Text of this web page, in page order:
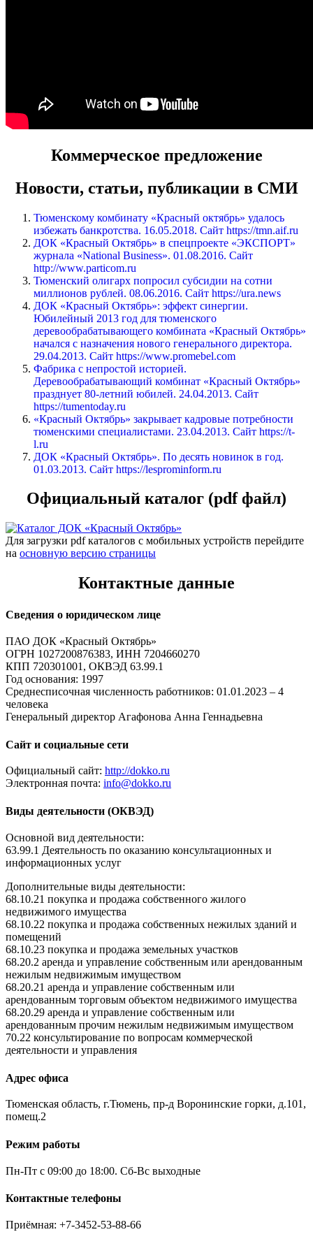
Коммерческое предложение
Новости, статьи, публикации в СМИ
Тюменскому комбинату «Красный октябрь» удалось
избежать банкротства. 16.05.2018. Сайт https://tmn.aif.ru
ДОК «Красный Октябрь» в спецпроекте «ЭКСПОРТ»
журнала «National Business». 01.08.2016. Сайт
http://www.particom.ru
Тюменский олигарх попросил субсидии на сотни
миллионов рублей. 08.06.2016. Сайт https://ura.news
ДОК «Красный Октябрь»: эффект синергии.
Юбилейный 2013 год для тюменского
деревообрабатывающего комбината «Красный Октябрь»
начался с назначения нового генерального директора.
29.04.2013. Сайт https://www.promebel.com
Фабрика с непростой историей.
Деревообрабатывающий комбинат «Красный Октябрь»
празднует 80-летний юбилей. 24.04.2013. Сайт
https://tumentoday.ru
«Красный Октябрь» закрывает кадровые потребности
тюменскими специалистами. 23.04.2013. Сайт https://t-
l.ru
ДОК «Красный Октябрь». По десять новинок в год.
01.03.2013. Сайт https://lesprominform.ru
Официальный каталог (pdf файл)
Для загрузки pdf каталогов с мобильных устройств перейдите
на основную версию страницы
Контактные данные
Сведения о юридическом лице
ПАО ДОК «Красный Октябрь»
ОГРН 1027200876383, ИНН 7204660270
КПП 720301001, ОКВЭД 63.99.1
Год основания: 1997
Среднесписочная численность работников: 01.01.2023 – 4
человека
Генеральный директор Агафонова Анна Геннадьевна
Сайт и социальные сети
Официальный сайт: http://dokko.ru
Электронная почта: info@dokko.ru
Виды деятельности (ОКВЭД)
Основной вид деятельности:
63.99.1 Деятельность по оказанию консультационных и
информационных услуг
Дополнительные виды деятельности:
68.10.21 покупка и продажа собственного жилого
недвижимого имущества
68.10.22 покупка и продажа собственных нежилых зданий и
помещений
68.10.23 покупка и продажа земельных участков
68.20.2 аренда и управление собственным или арендованным
нежилым недвижимым имуществом
68.20.21 аренда и управление собственным или
арендованным торговым объектом недвижимого имущества
68.20.29 аренда и управление собственным или
арендованным прочим нежилым недвижимым имуществом
70.22 консультирование по вопросам коммерческой
деятельности и управления
Адрес офиса
Тюменская область, г.Тюмень, пр-д Воронинские горки, д.101,
помещ.2
Режим работы
Пн-Пт с 09:00 до 18:00. Сб-Вс выходные
Контактные телефоны
Приёмная: +7-3452-53-88-66